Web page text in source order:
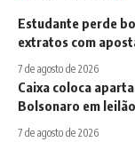
Estudante perde
extratos com
7 de agosto de 2026
Caixa coloca
Bolsonaro em leilão
7 de agosto de 2026